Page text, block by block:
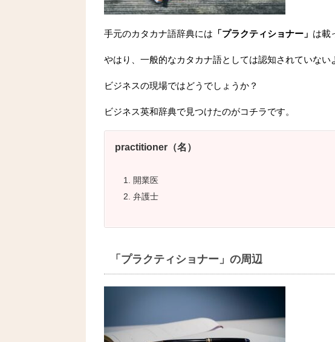
手元のカタカナ語辞典には 「プラクティショナー」 は載
やはり、一般的なカタカナ語としては認知されていない
ビジネスの現場ではどうでしょうか？
ビジネス英和辞典で見つけたのがコチラです。
practitioner（名）
開業医
弁護士
「プラクティショナー 」の周辺